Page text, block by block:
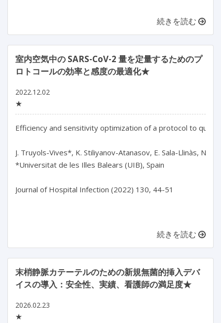
続きを読む
室内空気中の SARS-CoV-2 量を定量するためのプ
ロトコールの効率と感度の最適化★
2022.12.02
★
Efficiency and sensitivity optimization of a protocol to
J. Truyols-Vives*, K. Stiliyanov-Atanasov, E. Sala-Llinàs, N.
*Universitat de les Illes Balears (UIB), Spain
Journal of Hospital Infection (2022) 130, 44-51
続きを読む
末梢静脈カテーテルのための新規無菌的挿入デバ
イスの導入：安全性、実績、看護師の満足度★
2026.02.23
★